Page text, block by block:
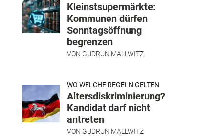
Kleinstsupermärkte:
Kommunen dürfen
Sonntagsöffnung
begrenzen
VON GUDRUN MALLWITZ
WO WELCHE REGELN GELTEN
Altersdiskriminierung?
Kandidat darf nicht
antreten
VON GUDRUN MALLWITZ